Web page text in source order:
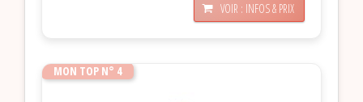
VOIR : INFOS & PRIX
MON TOP N° 4